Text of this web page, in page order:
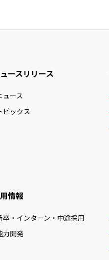
ースリリース
ュース
ピックス
情報
卒・インターン・中途採用
力開発